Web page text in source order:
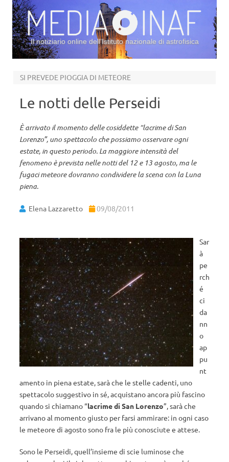
Il notiziario online dell’Istituto nazionale di astrofisica
SI PREVEDE PIOGGIA DI METEORE
Le notti delle Perseidi
È arrivato il momento delle cosiddette “lacrime di San
Lorenzo”, uno spettacolo che possiamo osservare ogni
estate, in questo periodo. La maggiore intensità del
fenomeno è prevista nelle notti del 12 e 13 agosto, ma le
fugaci meteore dovranno condividere la scena con la Luna
piena.
Elena Lazzaretto 09/08/2011
Sar
à
pe
rch
é
ci
da
nn
o
ap
pu
nt
amento in piena estate, sarà che le stelle cadenti, uno
spettacolo suggestivo in sé, acquistano ancora più fascino
quando si chiamano “lacrime di San Lorenzo”, sarà che
arrivano al momento giusto per farsi ammirare: in ogni caso
le meteore di agosto sono fra le più conosciute e attese.
Sono le Perseidi, quell’insieme di scie luminose che